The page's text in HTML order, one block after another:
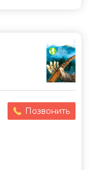
Позвонить